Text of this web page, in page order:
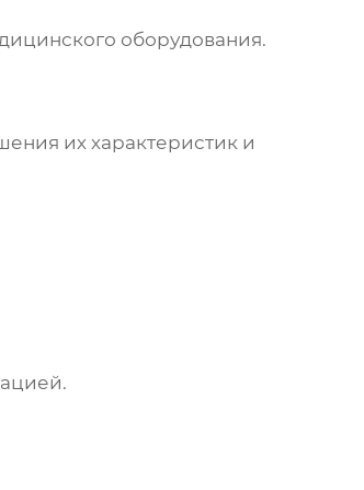
оборудования.
их характеристик и